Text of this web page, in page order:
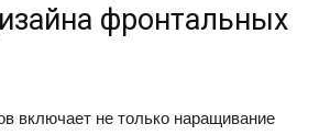
фронтальных
включает не только наращивание